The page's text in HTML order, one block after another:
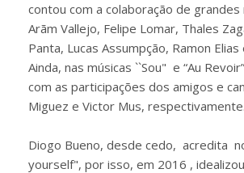
contou com a colaboração de grandes
Arãm Vallejo, Felipe Lomar, Thales
Panta, Lucas Assumpção, Ramon Elias
Ainda, nas músicas ``Sou" e “Au
com as participações dos amigos e
Miguez e Victor Mus, respectivamente.
Diogo Bueno, desde cedo, acredita
yourself", por isso, em 2016 ,